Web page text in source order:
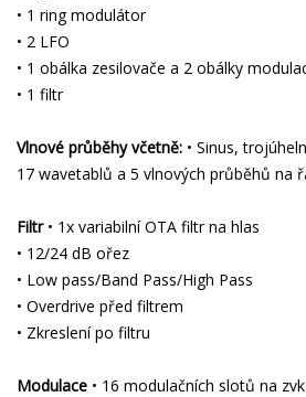
• 1 ring modulátor
• 2 LFO
• 1 obálka zesilovače a 2 obálky
• 1 filtr
Vlnové průběhy včetně: • Sinus,
17 wavetablů a 5 vlnových průběhů na
Filtr• 1x variabilní OTA filtr na hlas
• 12/24 dB ořez
• Low pass/Band Pass/High Pass
• Overdrive před filtrem
• Zkreslení po filtru
Modulace • 16 modulačních slotů na zvk